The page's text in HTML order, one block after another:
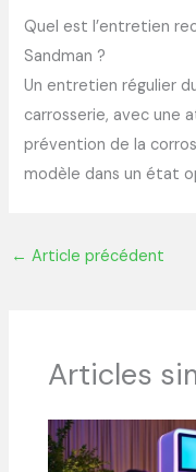
Quel est l’entretien
Sandman ?
Un entretien régulier
carrosserie, avec une
prévention de la
modèle dans un état
← Article précédent
Articles